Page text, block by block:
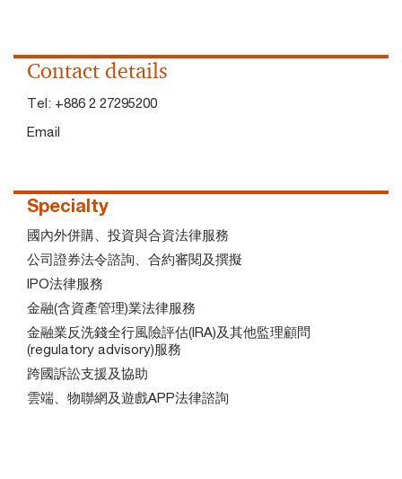
Contact details
Tel: +886 2 27295200
Email
Specialty
國內外併購、投資與合資法律服務
公司證券法令諮詢、合約審閱及撰擬
IPO法律服務
金融(含資產管理)業法律服務
金融業反洗錢全行風險評估(IRA)及其他監理顧問
(regulatory advisory)服務
跨國訴訟支援及協助
雲端、物聯網及遊戲APP法律諮詢